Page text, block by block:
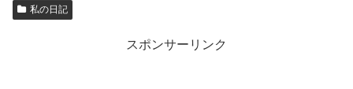
私の日記
スポンサーリンク